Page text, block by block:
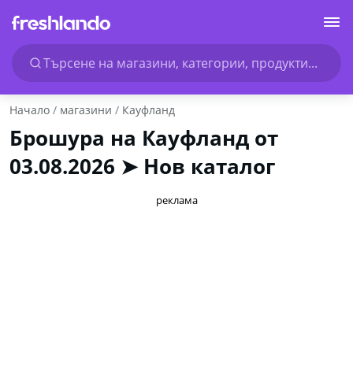
Търсене на магазини, категории, продукти...
Начало магазини Кауфланд
Брошура на Кауфланд от
03.08.2026 ➤ Нов каталог
реклама